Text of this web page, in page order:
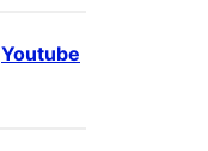
Youtube